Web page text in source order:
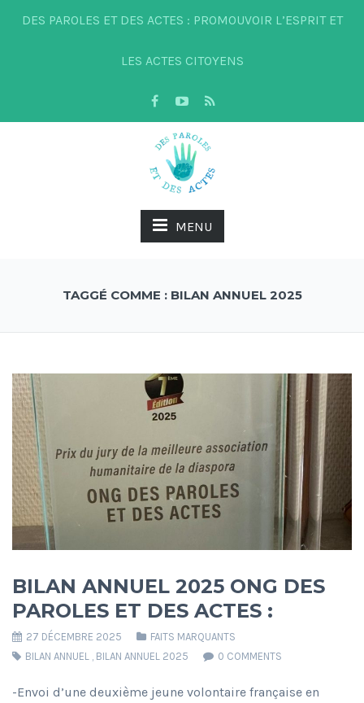
DES PAROLES ET DES ACTES : PROMOUVOIR L’ESPRIT ET
LES ACTES CITOYENS
MENU
TAGGÉ COMME : BILAN ANNUEL 2025
BILAN ANNUEL 2025 ONG DES
PAROLES ET DES ACTES :
27 DÉCEMBRE 2025
FAITS MARQUANTS
BILAN ANNUEL , BILAN ANNUEL 2025 0 COMMENTS
-Envoi d’une deuxième jeune volontaire française en